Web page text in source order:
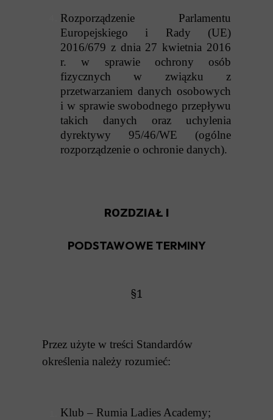
Rozporządzenie Parlamentu
Europejskiego i Rady (UE)
2016/679 z dnia 27 kwietnia 2016
r. w sprawie ochrony osób
fizycznych w związku z
przetwarzaniem danych osobowych
i w sprawie swobodnego przepływu
takich danych oraz uchylenia
dyrektywy 95/46/WE (ogólne
rozporządzenie o ochronie danych).
ROZDZIAŁ I
PODSTAWOWE TERMINY
§1
Przez użyte w treści Standardów
określenia należy rozumieć:
Klub – Rumia Ladies Academy;